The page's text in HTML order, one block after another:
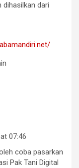
dihasilkan dari
07:46
coba pasarkan
Pak Tani Digital